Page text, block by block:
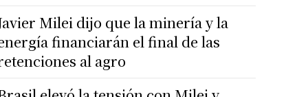
Milei dijo que la minería y la
financiarán el final de las
al agro